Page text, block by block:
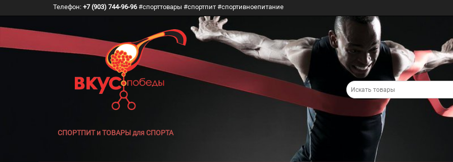
Телефон: +7 (903) 744-96-96#спорттовары #спортпит #спортивноепитание
СПОРТПИТ и ТОВАРЫ для СПОРТА